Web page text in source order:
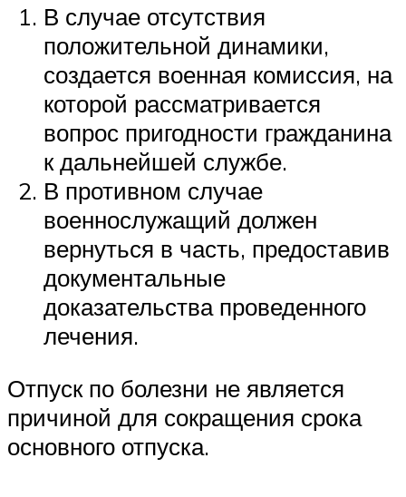
В случае отсутствия
положительной динамики,
создается военная комиссия, на
которой рассматривается
вопрос пригодности гражданина
к дальнейшей службе.
В противном случае
военнослужащий должен
вернуться в часть, предоставив
документальные
доказательства проведенного
лечения.
Отпуск по болезни не является
причиной для сокращения срока
основного отпуска.